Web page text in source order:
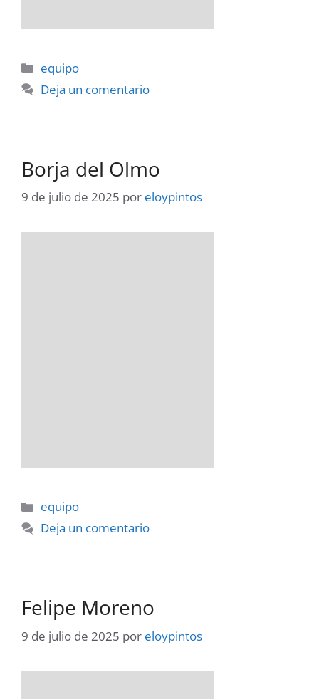
Categorías
equipo
Deja un comentario
Borja del Olmo
9 de julio de 2025 por eloypintos
Categorías
equipo
Deja un comentario
Felipe Moreno
9 de julio de 2025 por eloypintos